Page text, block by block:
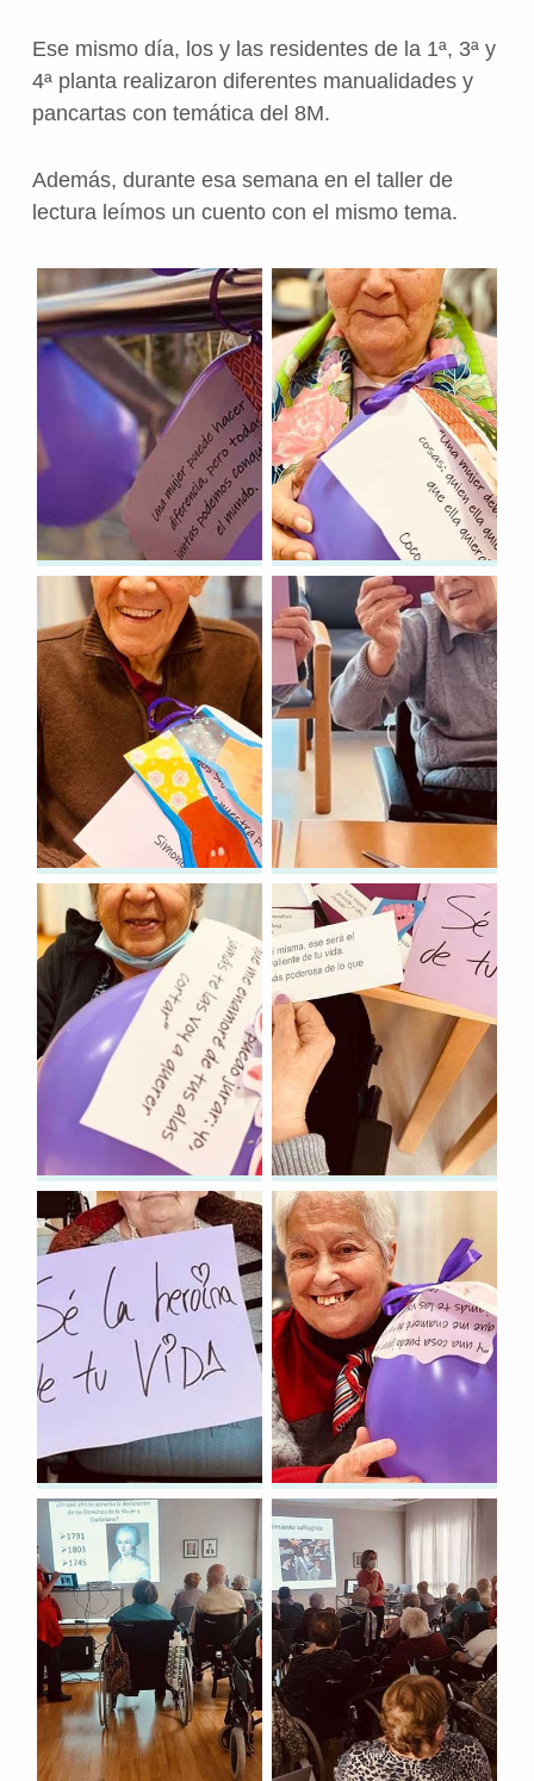
Ese mismo día, los y las residentes de la 1ª, 3ª y
4ª planta realizaron diferentes manualidades y
pancartas con temática del 8M.
Además, durante esa semana en el taller de
lectura leímos un cuento con el mismo tema.